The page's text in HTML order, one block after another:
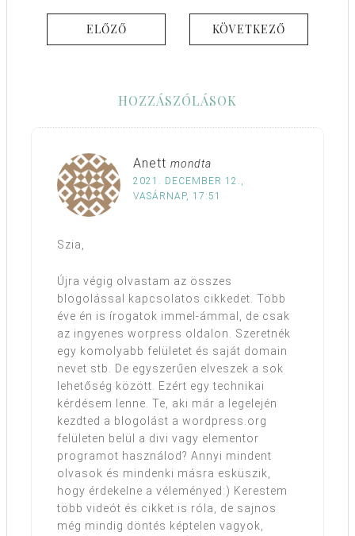
ELŐZŐ KÖVETKEZŐ
HOZZÁSZÓLÁSOK
Anett mondta
2021. DECEMBER 12.,
VASÁRNAP, 17:51
Szia,
Újra végig olvastam az összes
blogolással kapcsolatos cikkedet. Több
éve én is írogatok immel-ámmal, de csak
az ingyenes worpress oldalon. Szeretnék
egy komolyabb felületet és saját domain
nevet stb. De egyszerűen elveszek a sok
lehetőség között. Ezért egy technikai
kérdésem lenne. Te, aki már a legelején
kezdted a blogolást a wordpress.org
felületen belül a divi vagy elementor
programot használod? Annyi mindent
olvasok és mindenki másra esküszik,
hogy érdekelne a véleményed:) Kerestem
több videót és cikket is róla, de sajnos
még mindig döntés képtelen vagyok,